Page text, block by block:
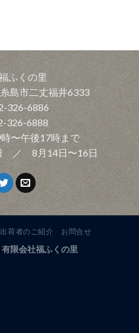
ふくの里
島市二丈福井6333
326-6886
326-6888
〜午後17時まで
／ 8月14日〜16日
出荷者のご紹介 お問合せ
有限会社福ふくの里